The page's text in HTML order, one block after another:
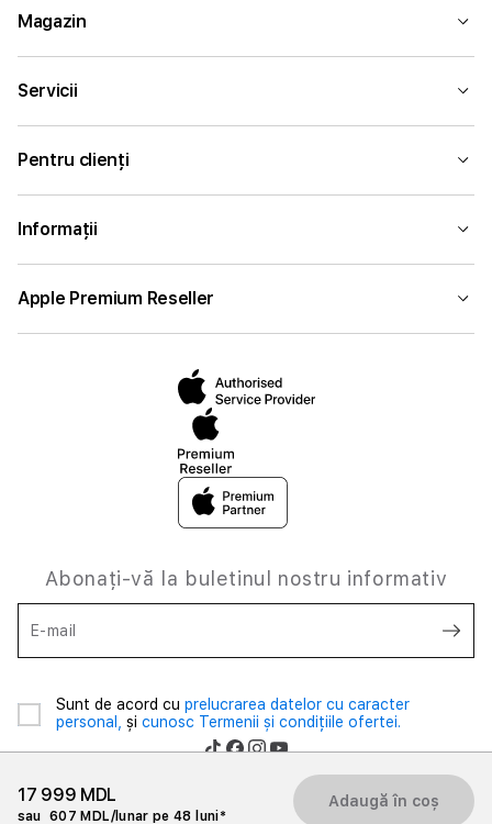
17 999 MDL
sau 607 MDL/lunar pe 48 luni*
Adaugă în coș
Magazin
Servicii
Pentru clienți
Informații
Apple Premium Reseller
Abonați-vă la buletinul nostru informativ
E-mail
Sunt de acord cu prelucrarea datelor cu caracter
personal, și cunosc Termenii și condițiile ofertei.